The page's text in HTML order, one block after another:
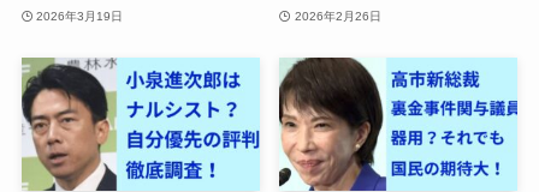
2026年3月19日 2026年2月26日